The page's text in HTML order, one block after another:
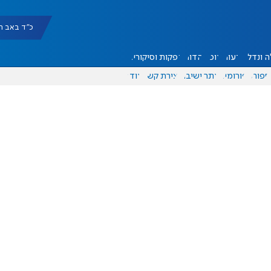
כ"ד באב תשפ"ו
ונדל"ן דעות אוכל יהדות הפקות וסיקורים
ספורט פורומים אתר ישיבה יצירת קשר עוד